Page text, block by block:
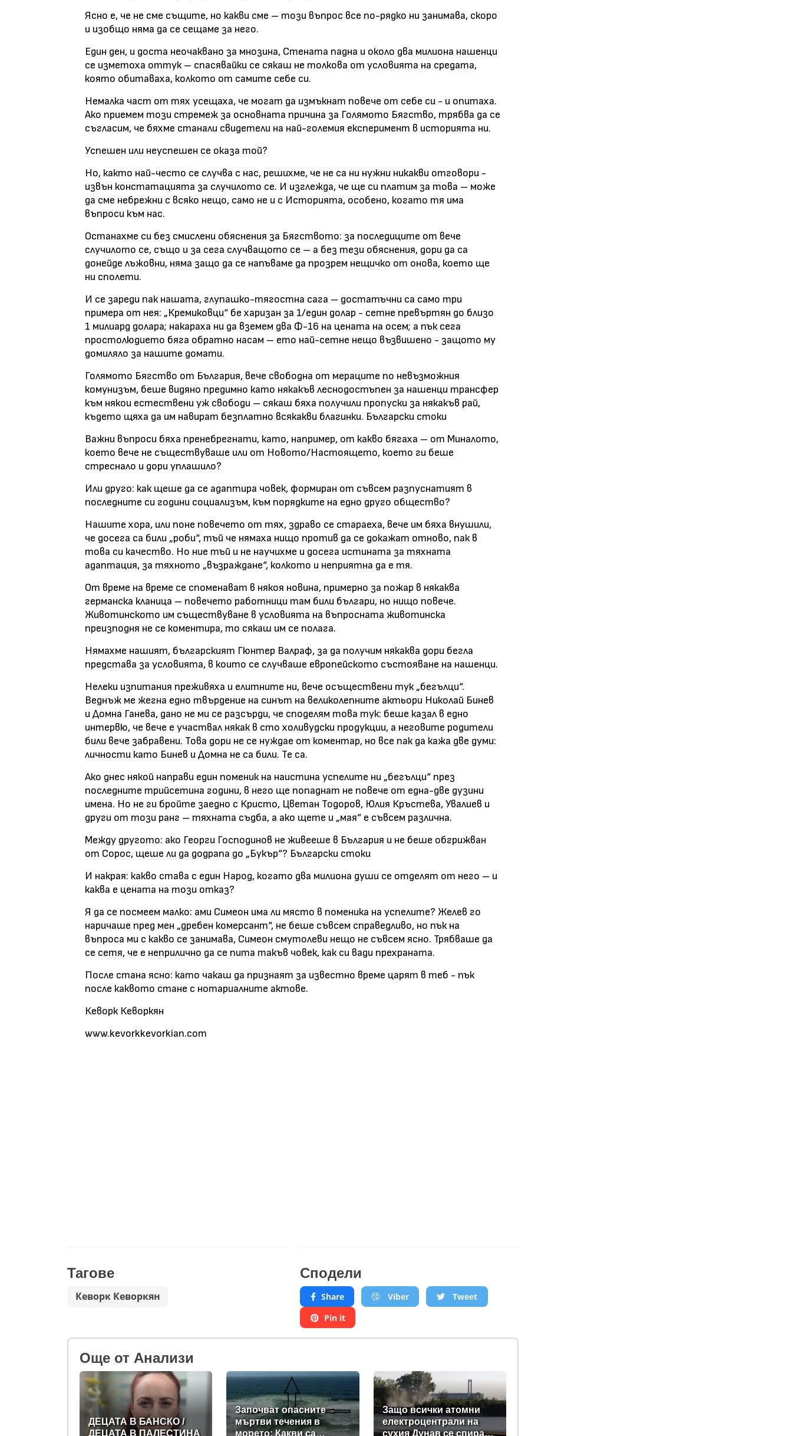
Ясно е, че не сме същите, но какви сме – този въпрос все по-рядко ни занимава, скоро
и изобщо няма да се сещаме за него.
Един ден, и доста неочаквано за мнозина, Стената падна и около два милиона нашенци
се изметоха оттук – спасявайки се сякаш не толкова от условията на средата,
която обитаваха, колкото от самите себе си.
Немалка част от тях усещаха, че могат да измъкнат повече от себе си - и опитаха.
Ако приемем този стремеж за основната причина за Голямото Бягство, трябва да се
съгласим, че бяхме станали свидетели на най-големия експеримент в историята ни.
Успешен или неуспешен се оказа той?
Но, както най-често се случва с нас, решихме, че не са ни нужни никакви отговори -
извън констатацията за случилото се. И изглежда, че ще си платим за това – може
да сме небрежни с всяко нещо, само не и с Историята, особено, когато тя има
въпроси към нас.
Останахме си без смислени обяснения за Бягството: за последиците от вече
случилото се, също и за сега случващото се – а без тези обяснения, дори да са
донейде лъжовни, няма защо да се напъваме да прозрем нещичко от онова, което ще
ни сполети.
И се зареди пак нашата, глупашко-тягостна сага – достатъчни са само три
примера от нея: „Кремиковци“ бе харизан за 1/един долар - сетне превъртян до близо
1 милиард долара; накараха ни да вземем два Ф-16 на цената на осем; а пък сега
простолюдието бяга обратно насам – ето най-сетне нещо възвишено - защото му
домиляло за нашите домати.
Голямото Бягство от България, вече свободна от мераците по невъзможния
комунизъм, беше видяно предимно като някакъв леснодостъпен за нашенци трансфер
към някои естествени уж свободи – сякаш бяха получили пропуски за някакъв рай,
където щяха да им навират безплатно всякакви благинки. Български стоки
Важни въпроси бяха пренебрегнати, като, например, от какво бягаха – от Миналото,
което вече не съществуваше или от Новото/Настоящето, което ги беше
стреснало и дори уплашило?
Или друго: как щеше да се адаптира човек, формиран от съвсем разпуснатият в
последните си години социализъм, към порядките на едно друго общество?
Нашите хора, или поне повечето от тях, здраво се стараеха, вече им бяха внушили,
че досега са били „роби“, тъй че нямаха нищо против да се докажат отново, пак в
това си качество. Но ние тъй и не научихме и досега истината за тяхната
адаптация, за тяхното „възраждане“, колкото и неприятна да е тя.
От време на време се споменават в някоя новина, примерно за пожар в някаква
германска кланица – повечето работници там били българи, но нищо повече.
Животинското им съществуване в условията на въпросната животинска
преизподня не се коментира, то сякаш им се полага.
Нямахме нашият, българският Гюнтер Валраф, за да получим някаква дори бегла
представа за условията, в които се случваше европейското състояване на нашенци.
Нелеки изпитания преживяха и елитните ни, вече осъществени тук „бегълци“.
Веднъж ме жегна едно твърдение на синът на великолепните актьори Николай Бинев
и Домна Ганева, дано не ми се разсърди, че споделям това тук: беше казал в едно
интервю, че вече е участвал някак в сто холивудски продукции, а неговите родители
били вече забравени. Това дори не се нуждае от коментар, но все пак да кажа две думи:
личности като Бинев и Домна не са били. Те са.
Ако днес някой направи един поменик на наистина успелите ни „бегълци“ през
последните трийсетина години, в него ще попаднат не повече от една-две дузини
имена. Но не ги бройте заедно с Кристо, Цветан Тодоров, Юлия Кръстева, Увалиев и
други от този ранг – тяхната съдба, а ако щете и „мая“ е съвсем различна.
Между другото: ако Георги Господинов не живееше в България и не беше обгрижван
от Сорос, щеше ли да додрапа до „Букър“? Български стоки
И накрая: какво става с един Народ, когато два милиона души се отделят от него – и
каква е цената на този отказ?
Я да се посмеем малко: ами Симеон има ли място в поменика на успелите? Желев го
наричаше пред мен „дребен комерсант“, не беше съвсем справедливо, но пък на
въпроса ми с какво се занимава, Симеон смутолеви нещо не съвсем ясно. Трябваше да
се сетя, че е неприлично да се пита такъв човек, как си вади прехраната.
После стана ясно: като чакаш да признаят за известно време царят в теб - пък
после каквото стане с нотариалните актове.
Кеворк Кеворкян
www.kevorkkevorkian.com
Тагове
Кеворк Кеворкян
Сподели
Share Viber
Tweet
Pin it
Oще от Анализи
ДЕЦАТА В БАНСКО /
ДЕЦАТА В ПАЛЕСТИНА
Започват опасните
мъртви течения в
морето: Какви са
Защо всички атомни
електроцентрали на
сухия Дунав се спират,